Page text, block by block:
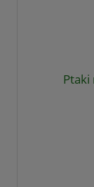
Ptaki